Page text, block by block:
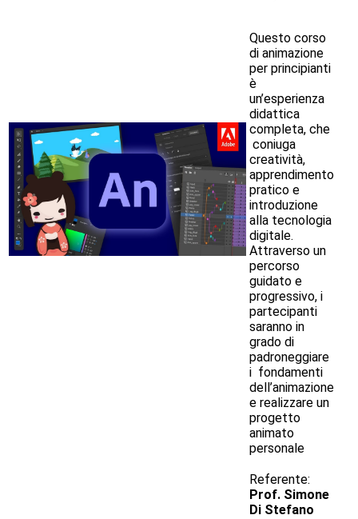
Questo corso
di animazione
per principianti
è
un’esperienza
didattica
completa, che
coniuga
creatività,
apprendimento
pratico e
introduzione
alla tecnologia
digitale.
Attraverso un
percorso
guidato e
progressivo, i
partecipanti
saranno in
grado di
padroneggiare
i fondamenti
dell’animazione
e realizzare un
progetto
animato
personale
Referente:
Prof. Simone
Di Stefano